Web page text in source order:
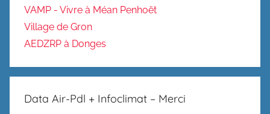
VAMP - Vivre à Méan Penhoët
Village de Gron
AEDZRP à Donges
Data Air-Pdl + Infoclimat – Merci